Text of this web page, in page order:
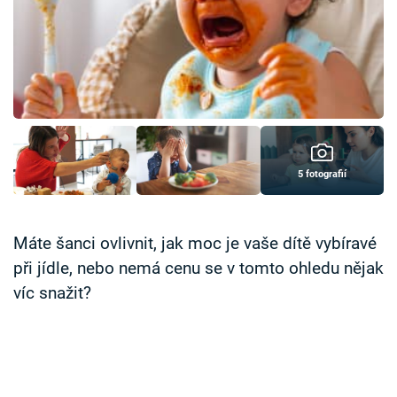
TV Program
Časopis
Sledujte prima+
Přihlášení
Sledujte nás
5 fotografií
Máte šanci ovlivnit, jak moc je vaše dítě vybíravé
při jídle, nebo nemá cenu se v tomto ohledu nějak
víc snažit?